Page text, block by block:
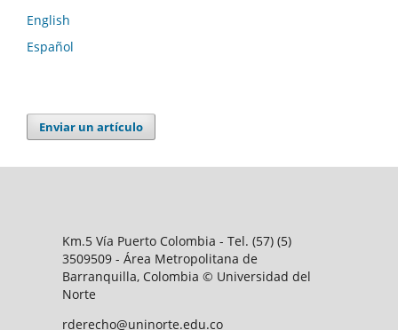
English
Español
Enviar un artículo
Km.5 Vía Puerto Colombia - Tel. (57) (5)
3509509 - Área Metropolitana de
Barranquilla, Colombia © Universidad del
Norte
rderecho@uninorte.edu.co